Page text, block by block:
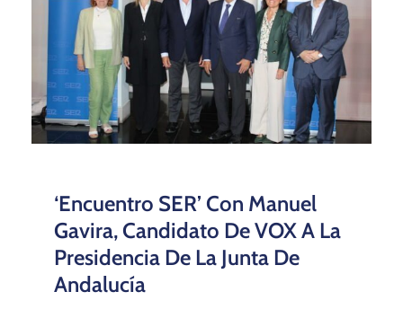
‘Encuentro SER’ Con Manuel
Gavira, Candidato De VOX A La
Presidencia De La Junta De
Andalucía